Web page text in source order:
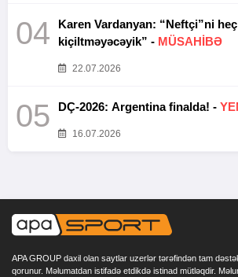
04
Karen Vardanyan: “Neftçi”ni
kiçiltməyəcəyik” - MÜSAHİBƏ
22.07.2026
05 DÇ-2026: Argentina finalda! -
16.07.2026
APA GROUP daxil olan saytlar uzerlər tərəfindən tam
qorunur. Məlumatdan istifadə etdikdə istinad mütləqdir.